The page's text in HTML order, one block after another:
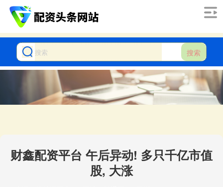
搜索
财鑫配资平台 午后异动! 多只千亿市值
股, 大涨